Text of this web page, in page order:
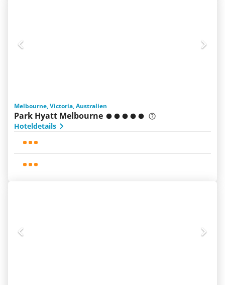
Melbourne, Victoria, Australien
Park Hyatt Melbourne
Hoteldetails